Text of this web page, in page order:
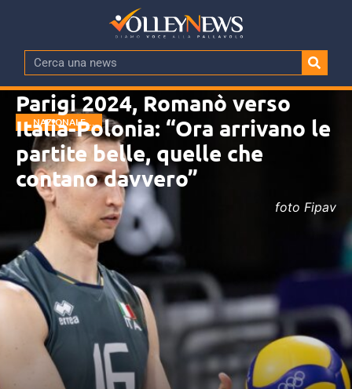
NAZIONALE
MASCHILE
Parigi 2024, Romanò verso
Italia-Polonia: “Ora arrivano le
partite belle, quelle che
contano davvero”
foto Fipav